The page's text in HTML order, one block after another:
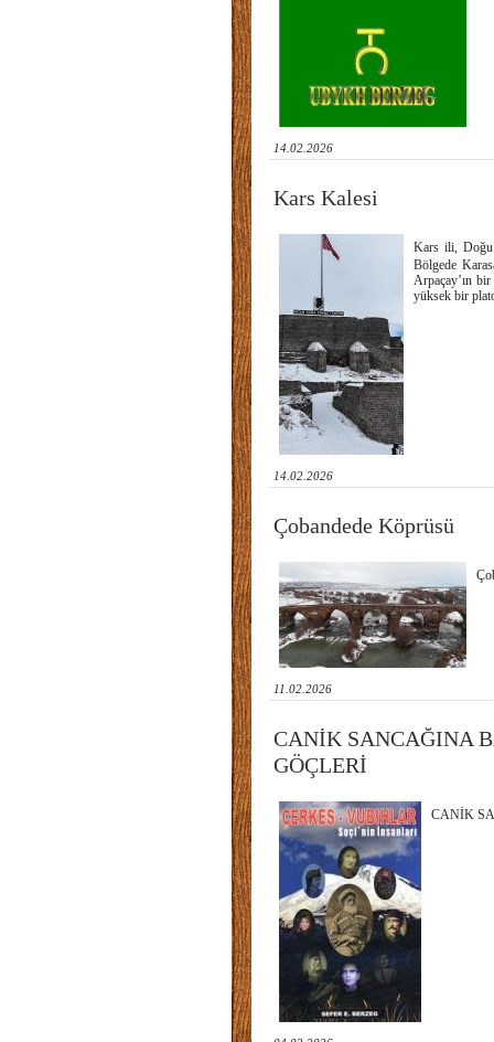
14.02.2026
Kars Kalesi
Kars ili, Doğu
Bölgede
Arpaçay’ın
yüksek bir
14.02.2026
Çobandede Köprüsü
11.02.2026
CANİK SANCAĞINA
GÖÇLERİ
CANİK